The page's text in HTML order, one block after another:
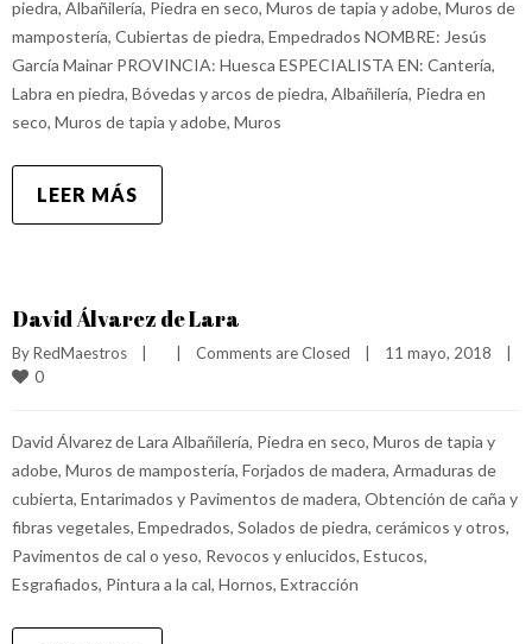
piedra, Albañilería, Piedra en seco, Muros de tapia y adobe, Muros de
mampostería, Cubiertas de piedra, Empedrados NOMBRE: Jesús
García Mainar PROVINCIA: Huesca ESPECIALISTA EN: Cantería,
Labra en piedra, Bóvedas y arcos de piedra, Albañilería, Piedra en
seco, Muros de tapia y adobe, Muros
LEER MÁS
David Álvarez de Lara
By RedMaestros Comments are Closed 11 mayo, 2018
0
David Álvarez de Lara Albañilería, Piedra en seco, Muros de tapia y
adobe, Muros de mampostería, Forjados de madera, Armaduras de
cubierta, Entarimados y Pavimentos de madera, Obtención de caña y
fibras vegetales, Empedrados, Solados de piedra, cerámicos y otros,
Pavimentos de cal o yeso, Revocos y enlucidos, Estucos,
Esgrafiados, Pintura a la cal, Hornos, Extracción